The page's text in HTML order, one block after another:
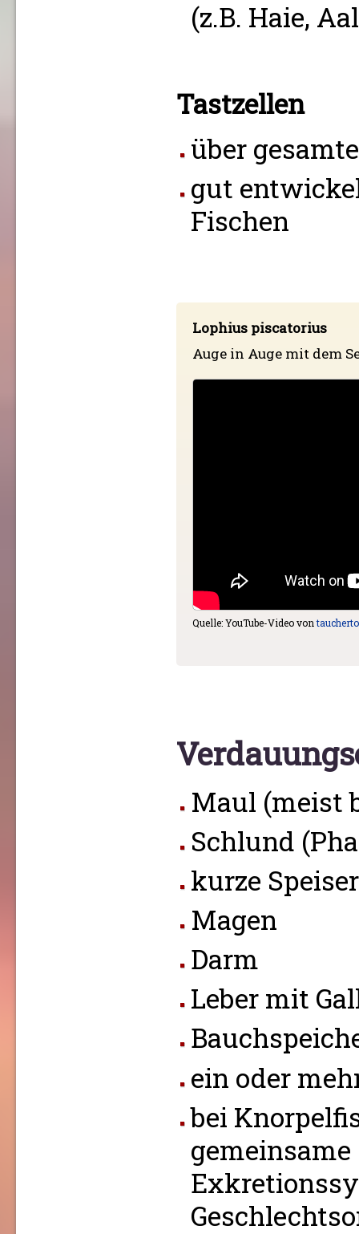
(z.B. Haie,
Tastzellen
über
gut
Fischen
Lophius piscatorius
Auge in Auge mit dem
Quelle: YouTube-Video von
Maul (meist
Schlund
kurze
Magen
Darm
Leber mit
ein oder
bei